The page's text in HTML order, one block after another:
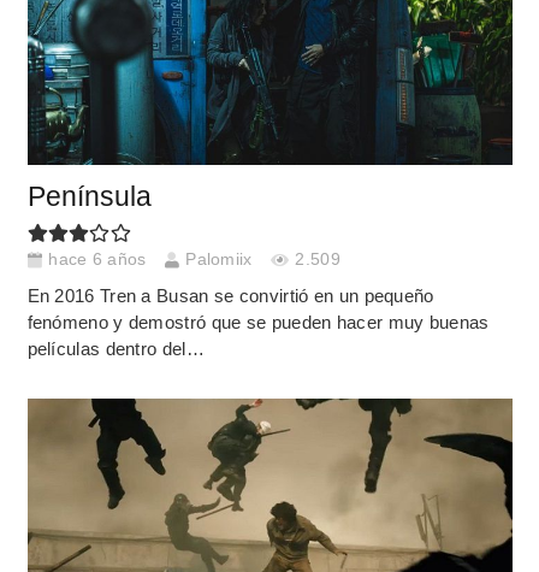
Península
hace 6 años Palomiix 2.509
En 2016 Tren a Busan se convirtió en un pequeño
fenómeno y demostró que se pueden hacer muy buenas
películas dentro del…